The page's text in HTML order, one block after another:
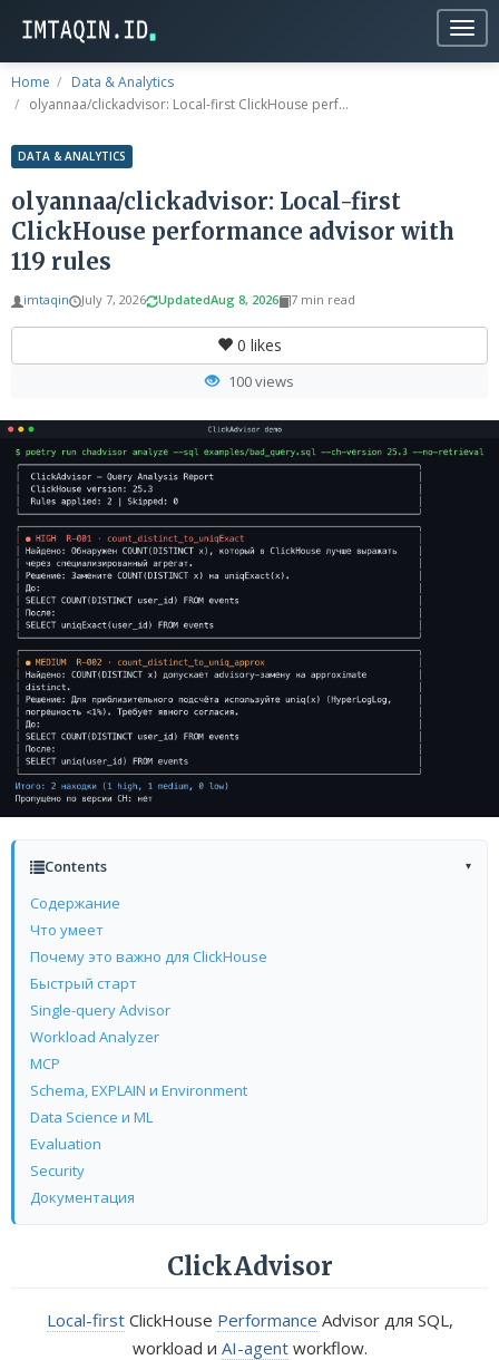
Home
Data & Analytics
olyannaa/clickadvisor: Local-first ClickHouse perf...
DATA & ANALYTICS
olyannaa/clickadvisor: Local-first
ClickHouse performance advisor with
119 rules
imtaqin July 7, 2026 UpdatedAug 8, 2026 7 min read
0 likes
100 views
Contents ▾
Содержание
Что умеет
Почему это важно для ClickHouse
Быстрый старт
Single-query Advisor
Workload Analyzer
MCP
Schema, EXPLAIN и Environment
Data Science и ML
Evaluation
Security
Документация
ClickAdvisor
Local-firstClickHouse Performance Advisor для SQL,
workload и AI-agentworkflow.